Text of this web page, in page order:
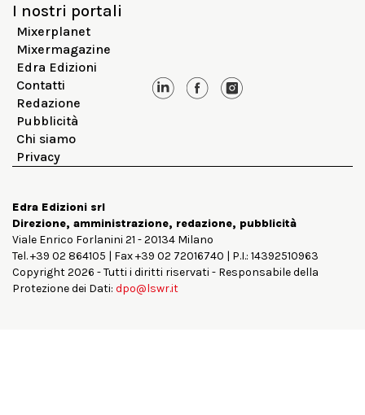
I nostri portali
Mixerplanet
Mixermagazine
Edra Edizioni
Contatti
Redazione
Pubblicità
Chi siamo
Privacy
Edra Edizioni srl
Direzione, amministrazione, redazione, pubblicità
Viale Enrico Forlanini 21 - 20134 Milano
Tel. +39 02 864105 | Fax +39 02 72016740 | P.I.: 14392510963
Copyright 2026 - Tutti i diritti riservati - Responsabile della
Protezione dei Dati: dpo@lswr.it